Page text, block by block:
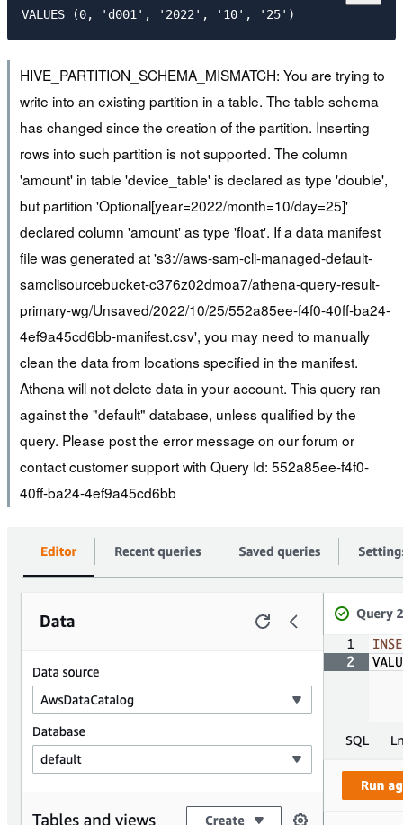
HIVE_PARTITION_SCHEMA_MISMATCH: You are trying to
write into an existing partition in a table. The table schema
has changed since the creation of the partition. Inserting
rows into such partition is not supported. The column
'amount' in table 'device_table' is declared as type 'double',
but partition 'Optional[year=2022/month=10/day=25]'
declared column 'amount' as type 'float'. If a data manifest
file was generated at 's3://aws-sam-cli-managed-default-
samclisourcebucket-c376z02dmoa7/athena-query-result-
primary-wg/Unsaved/2022/10/25/552a85ee-f4f0-40ff-ba24-
4ef9a45cd6bb-manifest.csv', you may need to manually
clean the data from locations specified in the manifest.
Athena will not delete data in your account. This query ran
against the "default" database, unless qualified by the
query. Please post the error message on our forum or
contact customer support with Query Id: 552a85ee-f4f0-
40ff-ba24-4ef9a45cd6bb